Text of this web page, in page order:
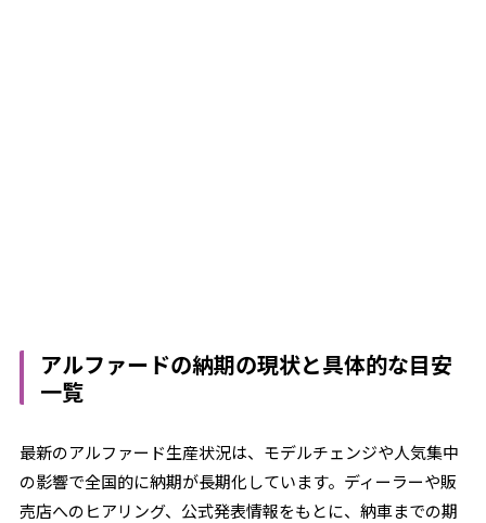
アルファードの納期の現状と具体的な目安
一覧
最新のアルファード生産状況は、モデルチェンジや人気集中
の影響で全国的に納期が長期化しています。ディーラーや販
売店へのヒアリング、公式発表情報をもとに、納車までの期